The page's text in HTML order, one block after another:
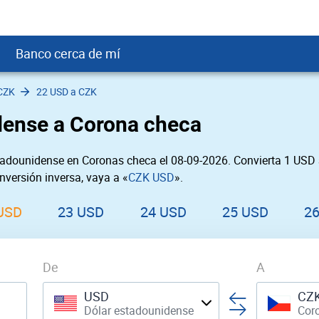
crediticio
Banco cerca de mí
de Mí
Cerca de Mí
de Mí
Cerca de Mí
22 USD a CZK
a Corona checa
en Coronas checa el 08-09-2026. Convierta 1
inversa, vaya a «CZK USD».
23 USD 24 USD 25 USD
De
USD
Dólar estadounidense
A